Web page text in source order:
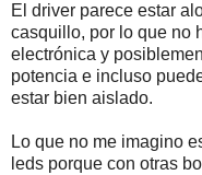
El driver parece estar
casquillo, por lo que no
electrónica y
potencia e incluso
estar bien aislado.
Lo que no me imagino
leds porque con otras